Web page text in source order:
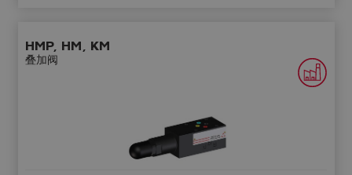
Do you want to leave the
HMP, HM, KM
叠加阀